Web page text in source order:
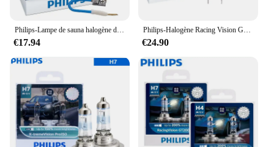
Features:
|Wholesale|Vendors|
**Advanced Epilation Technology**
The Philips BRE225 00 Epilator is a state-of-the-art
device that combines innovative epilation
technology with user-friendly design. The epilator's
discs are designed to glide smoothly over the skin,
removing hair from the root for a longer-lasting
result. The ergonomic shape ensures a comfortable
grip, allowing for precise control during use.
Whether you're targeting facial hair or small body
€17.94
Philips-Halogène Racing Vision GT200, H7, 12V, 55W, Lumière de sauna automatique, 200% plus lumineux, Ampoules de voiture, Lampe d'origine authentique, 12972RGTS2, 2x
€24.90